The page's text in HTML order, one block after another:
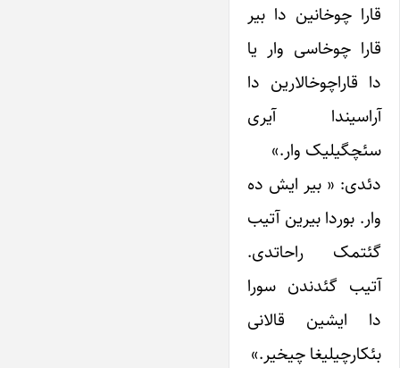
قارا چوخانین دا بیر
قارا چوخاسی وار یا
دا قاراچوخالارین دا
آراسیندا آیری
سئچگیلیک وار.»
دئدی: « بیر ایش ده
وار. بوردا بیرین آتیب
گئتمک راحاتدی.
آتیب گئدندن سورا
دا ایشین قالانی
بئکارچیلیغا چیخیر.»